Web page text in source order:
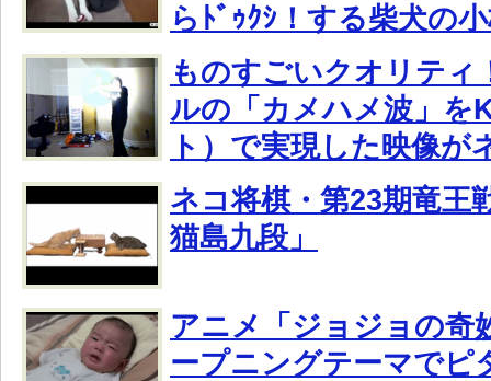
らﾄﾞｩｸｼ！する柴犬の
ものすごいクオリティ
ルの「カメハメ波」を
ト）で実現した映像が
ネコ将棋・第23期竜王
猫島九段」
アニメ「ジョジョの奇
ープニングテーマでピ